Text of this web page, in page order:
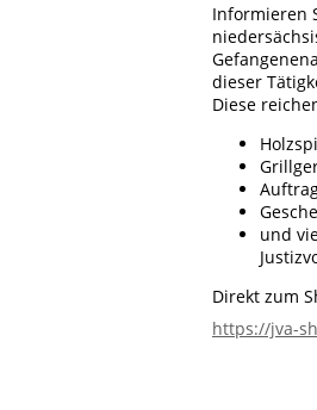
Informieren
dieser
Diese
und
Direkt zum
https://jva-